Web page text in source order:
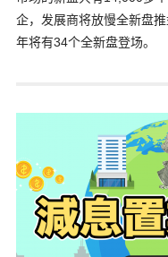
企，发展商将放慢全新盘
年将有34个全新盘登场。